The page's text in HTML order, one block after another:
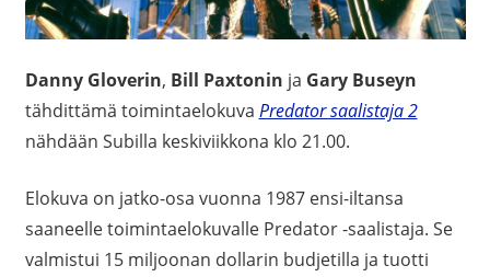
Danny Gloverin, Bill Paxtonin ja Gary Buseyn
tähdittämä toimintaelokuva Predator saalistaja 2
nähdään Subilla keskiviikkona klo 21.00.
Elokuva on jatko-osa vuonna 1987 ensi-iltansa
saaneelle toimintaelokuvalle Predator -saalistaja. Se
valmistui 15 miljoonan dollarin budjetilla ja tuotti